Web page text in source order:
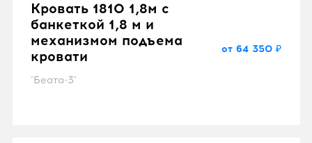
Кровать 1810 1,8м с
банкеткой 1,8 м и
механизмом подъема
кровати
"Беата-3"
от 64 350 ₽